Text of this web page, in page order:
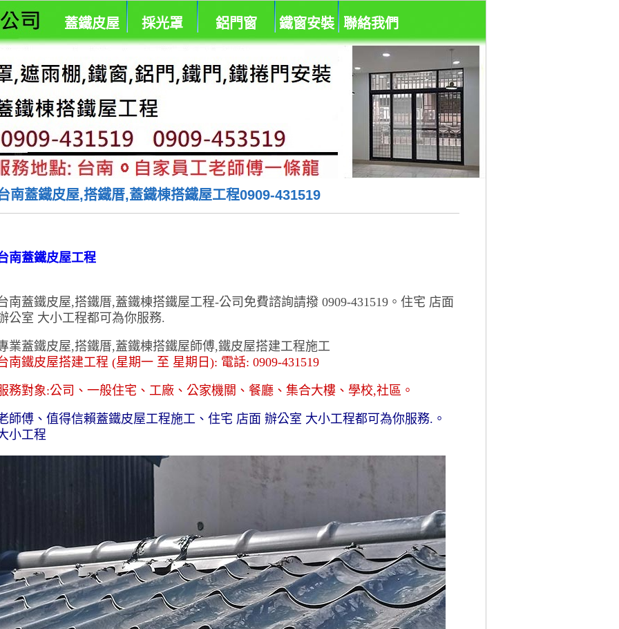
蓋鐵皮屋 採光罩 鋁門窗 鐵窗安裝 聯絡我們
南蓋鐵皮屋,搭鐵厝,蓋鐵棟搭鐵屋工程0909-431519
南蓋鐵皮屋工程
南蓋鐵皮屋,搭鐵厝,蓋鐵棟搭鐵屋工程-公司免費諮詢請撥 0909-431519。住宅 店面
公室 大小工程都可為你服務.
業蓋鐵皮屋,搭鐵厝,蓋鐵棟搭鐵屋師傅,鐵皮屋搭建工程施工
南鐵皮屋搭建工程 (星期一 至 星期日): 電話: 0909-431519
務對象:公司、一般住宅、工廠、公家機關、餐廳、集合大樓、學校,社區。
師傅、值得信賴蓋鐵皮屋工程施工、住宅 店面 辦公室 大小工程都可為你服務.。
小工程